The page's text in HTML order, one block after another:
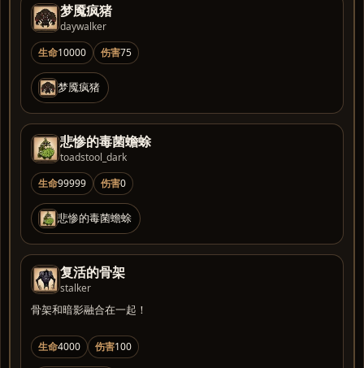
梦魇疯猪
daywalker
生命10000 伤害75
梦魇疯猪
悲惨的毒菌蟾蜍
toadstool_dark
生命99999 伤害0
悲惨的毒菌蟾蜍
复活的骨架
stalker
骨架和暗影融合在一起！
生命4000 伤害100